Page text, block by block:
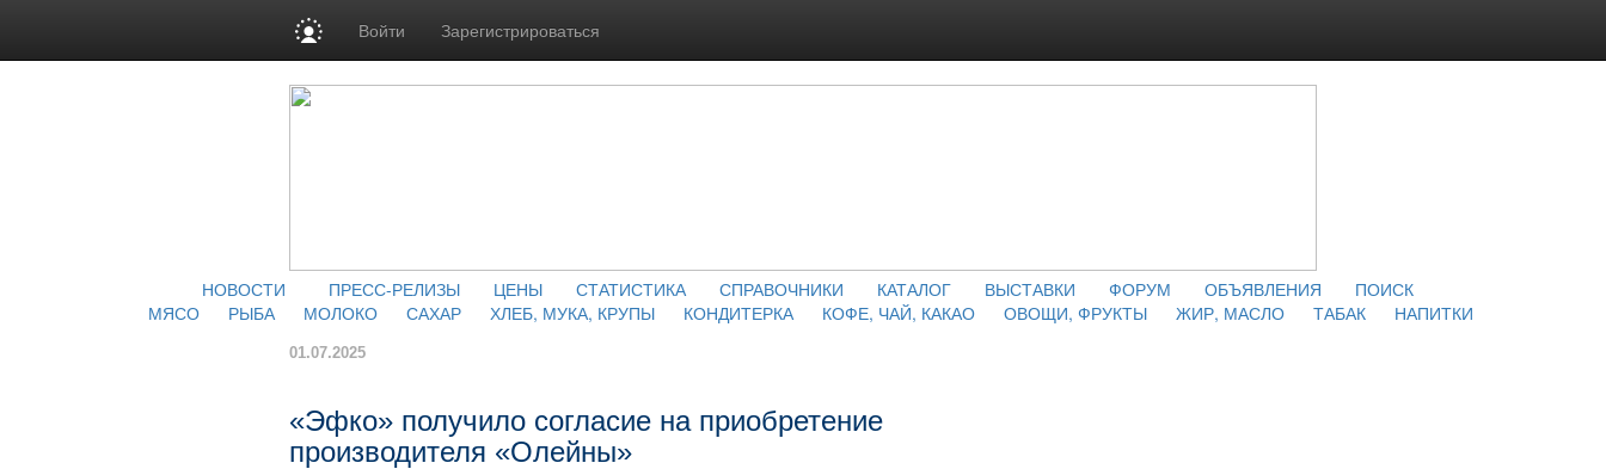
Войти Зарегистрироваться
НОВОСТИ ПРЕСС-РЕЛИЗЫ ЦЕНЫ СТАТИСТИКА СПРАВОЧНИКИ КАТАЛОГ ВЫСТАВКИ ФОРУМ ОБЪЯВЛЕНИЯ
ПОИСК
МЯСО
РЫБА МОЛОКО САХАР ХЛЕБ, МУКА, КРУПЫ КОНДИТЕРКА КОФЕ, ЧАЙ, КАКАО ОВОЩИ, ФРУКТЫ ЖИР, МАСЛО ТАБАК НАПИТКИ
01.07.2025
«Эфко» получило согласие на приобретение
производителя «Олейны»